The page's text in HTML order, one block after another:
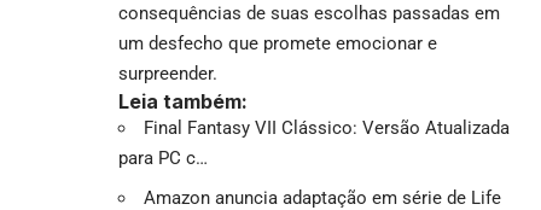
consequências de suas escolhas passadas em
um desfecho que promete emocionar e
surpreender.
Leia também:
Final Fantasy VII Clássico: Versão Atualizada
para PC c…
Amazon anuncia adaptação em série de Life